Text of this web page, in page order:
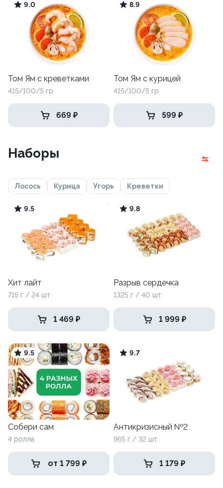
9.0
Том Ям с креветками
415/100/5 гр
669 ₽
8.9
Том Ям с курицей
415/100/5 гр
599 ₽
Наборы
Лосось Курица Угорь Креветки
9.5
Хит лайт
715 г / 24 шт
1 469 ₽
9.8
Разрыв сердечка
1325 г / 40 шт
1 999 ₽
9.5
Собери сам
4 ролла
от 1 799 ₽
9.7
Антикризисный №2
965 г / 32 шт
1 179 ₽